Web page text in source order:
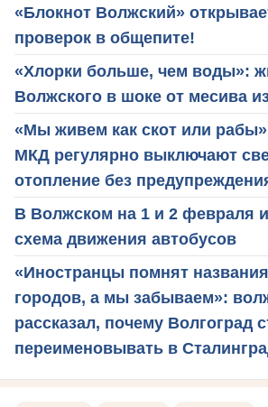
«Блокнот Волжский»
проверок в общепите!
«Хлорки больше, чем воды»:
Волжского в шоке от месива
«Мы живем как скот или
МКД регулярно выключают
отопление без
В Волжском на 1 и 2 февраля
схема движения автобусов
«Иностранцы помнят
городов, а мы забываем»:
рассказал, почему Волгоград
переименовывать в